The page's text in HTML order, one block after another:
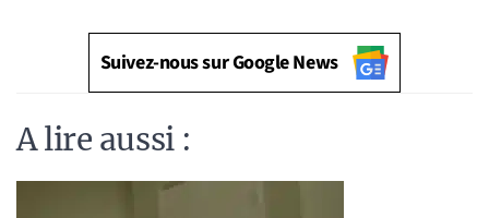
Suivez-nous sur Google News
A lire aussi :